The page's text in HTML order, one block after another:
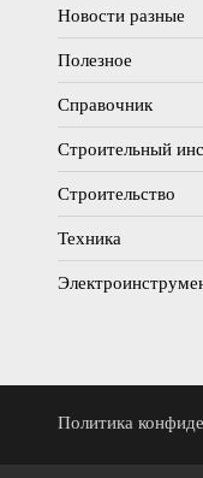
Новости разные
Полезное
Справочник
Строительный
Строительство
Техника
Политика